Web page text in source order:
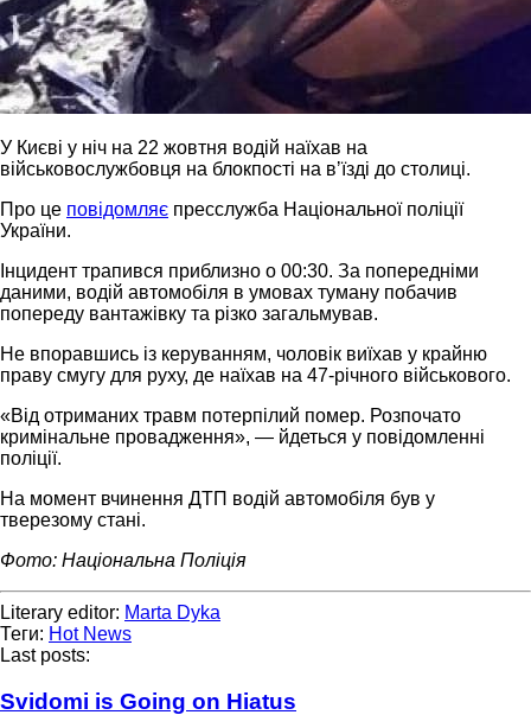
У Києві у ніч на 22 жовтня водій наїхав на
військовослужбовця на блокпості на вʼїзді до столиці.
Про це повідомляє пресслужба Національної поліції
України.
Інцидент трапився приблизно о 00:30. За попередніми
даними, водій автомобіля в умовах туману побачив
попереду вантажівку та різко загальмував.
Не впоравшись із керуванням, чоловік виїхав у крайню
праву смугу для руху, де наїхав на 47-річного військового.
«Від отриманих травм потерпілий помер. Розпочато
кримінальне провадження», — йдеться у повідомленні
поліції.
На момент вчинення ДТП водій автомобіля був у
тверезому стані.
Фото: Національна Поліція
Literary editor: Marta Dyka
Теги: Hot News
Last posts:
Svidomi is Going on Hiatus